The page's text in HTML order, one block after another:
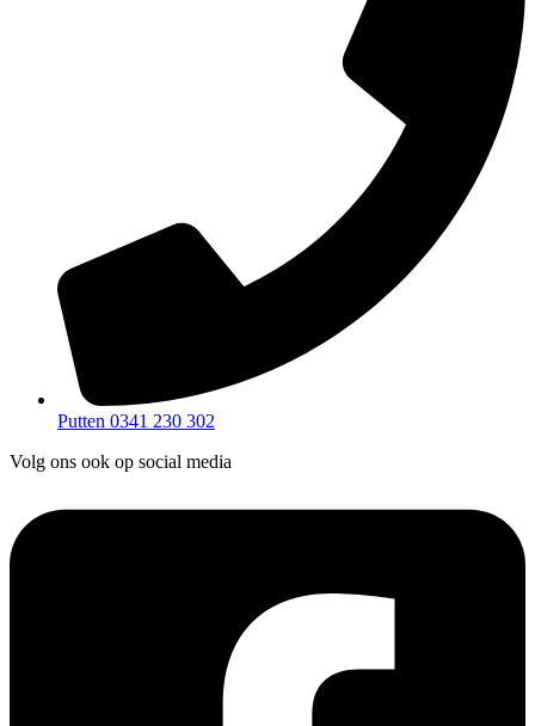
Putten 0341 230 302
Volg ons ook op social media